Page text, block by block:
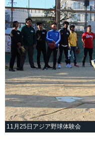
11月25日アジア野球体験会